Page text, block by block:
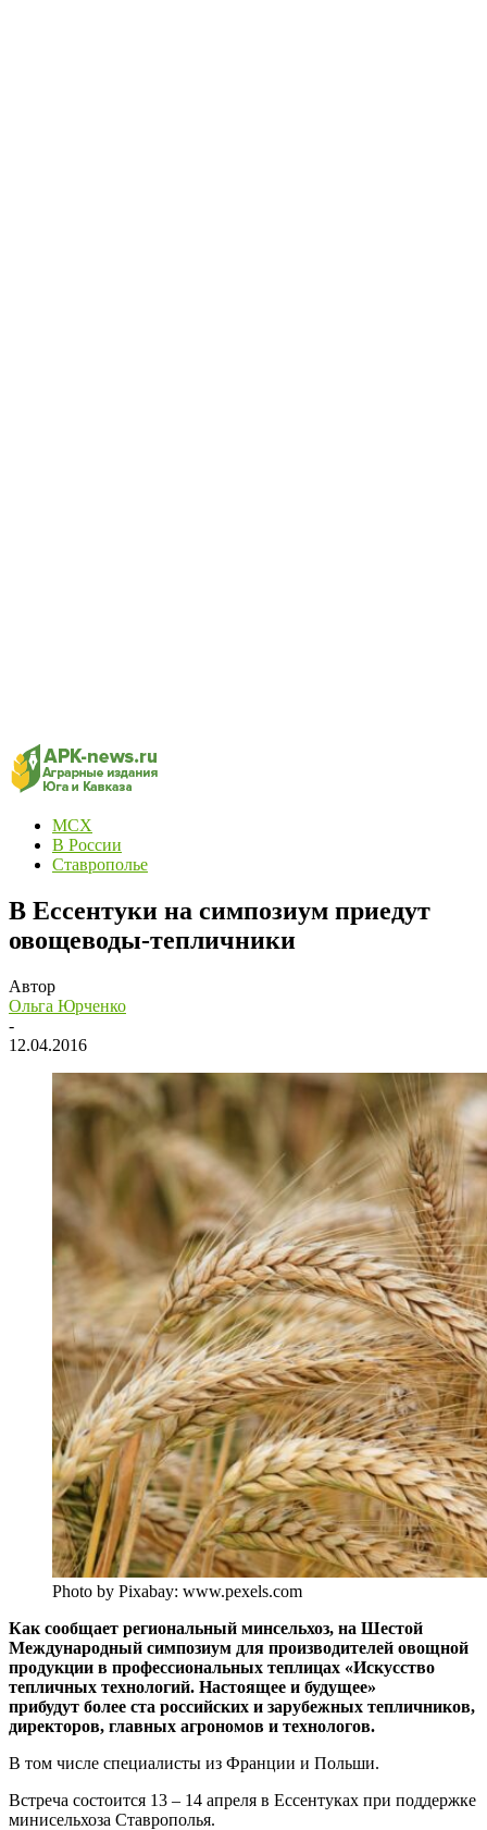
МСХ
В России
Ставрополье
В Ессентуки на симпозиум приедут
овощеводы-тепличники
Автор
Ольга Юрченко
-
12.04.2016
Photo by Pixabay: www.pexels.com
Как сообщает региональный минсельхоз, на Шестой
Международный симпозиум для производителей овощной
продукции в профессиональных теплицах «Искусство
тепличных технологий. Настоящее и будущее»
прибудут более ста российских и зарубежных тепличников,
директоров, главных агрономов и технологов.
В том числе специалисты из Франции и Польши.
Встреча состоится 13 – 14 апреля в Ессентуках при поддержке
минисельхоза Ставрополья.